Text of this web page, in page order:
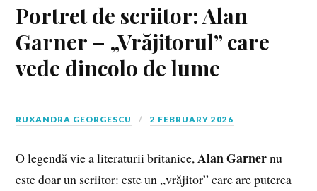
Portret de scriitor: Alan
Garner – „Vrăjitorul” care
vede dincolo de lume
RUXANDRA GEORGESCU 2 FEBRUARY 2026
O legendă vie a literaturii britanice,Alan Garnernu
este doar un scriitor: este un „vrăjitor” care are puterea